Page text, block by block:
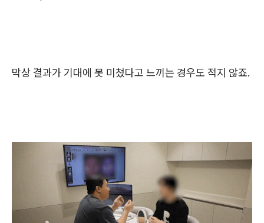
막상 결과가 기대에 못 미쳤다고 느끼는 경우도 적지 않죠.